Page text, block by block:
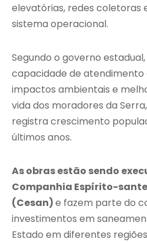
elevatórias, redes coletoras
sistema operacional.
Segundo o governo
capacidade de atendimento
impactos ambientais e
vida dos moradores da
registra crescimento
últimos anos.
As obras estão sendo
Companhia Espírito-
(Cesan)e fazem parte do
investimentos em
Estado em diferentes